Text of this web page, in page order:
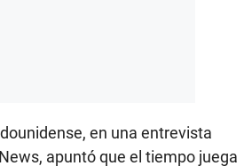
en una entrevista
apuntó que el tiempo juega